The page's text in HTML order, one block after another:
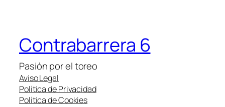
Contrabarrera 6
Pasión por el toreo
Aviso Legal
Política de Privacidad
Política de Cookies